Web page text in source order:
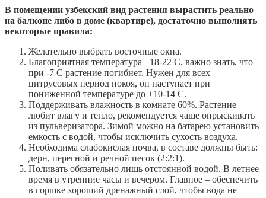
В помещении узбекский вид растения вырастить реально
на балконе либо в доме (квартире), достаточно выполнять
некоторые правила:
Желательно выбрать восточные окна.
Благоприятная температура +18-22 С, важно знать, что
при -7 С растение погибнет. Нужен для всех
цитрусовых период покоя, он наступает при
пониженной температуре до +10-14 С.
Поддерживать влажность в комнате 60%. Растение
любит влагу и тепло, рекомендуется чаще опрыскивать
из пульверизатора. Зимой можно на батарею установить
емкость с водой, чтобы исключить сухость воздуха.
Необходима слабокислая почва, в составе должны быть:
дерн, перегной и речной песок (2:2:1).
Поливать обязательно лишь отстоянной водой. В летнее
время в утренние часы и вечером. Главное – обеспечить
в горшке хороший дренажный слой, чтобы вода не